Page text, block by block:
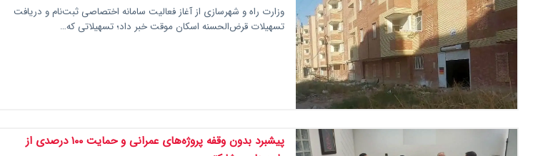
وزارت راه و شهرسازی از آغاز فعالیت سامانه اختصاصی ثبت‌نام و دریافت
تسهیلات قرض‌الحسنه اسکان موقت خبر داد؛ تسهیلاتی که…
پیشبرد بدون وقفه پروژه‌های عمرانی و حمایت ۱۰۰ درصدی از